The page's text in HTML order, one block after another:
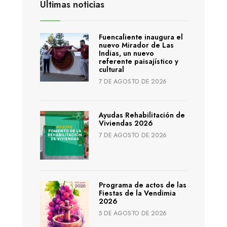
Últimas noticias
Fuencaliente inaugura el
nuevo Mirador de Las
Indias, un nuevo
referente paisajístico y
cultural
7 DE AGOSTO DE 2026
Ayudas Rehabilitación de
Viviendas 2026
7 DE AGOSTO DE 2026
Programa de actos de las
Fiestas de la Vendimia
2026
5 DE AGOSTO DE 2026